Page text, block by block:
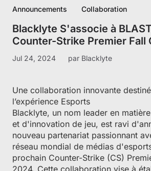
Announcements Collaboration
Blacklyte S'associe à
Counter-Strike Premier Fall
Jul 24, 2024 par Blacklyte
Une collaboration innovante
l’expérience Esports
Blacklyte, un nom leader en
et d'innovation de jeu, est ravi
nouveau partenariat passionnant
réseau mondial de médias
prochain Counter-Strike (CS)
2024. Cette collaboration vise à